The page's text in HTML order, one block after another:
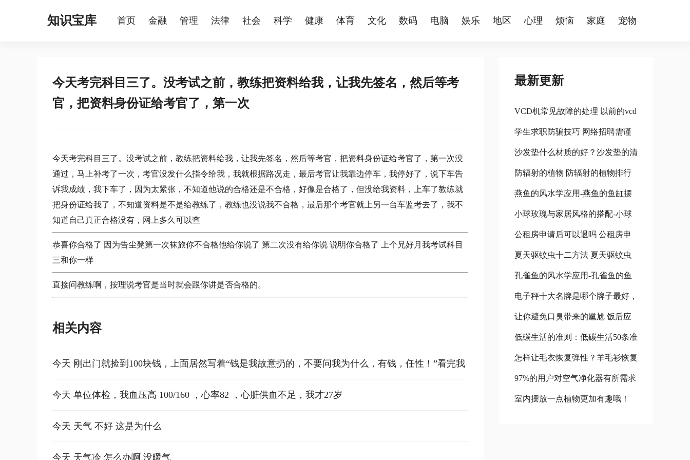
知识宝库 首页 金融 管理 法律 社会 科学 健康 体育 文化 数码 电脑 娱乐 地区 心理 烦恼 家庭 宠物
今天考完科目三了。没考试之前，教练把资料给我，让我先签名，然后等考
官，把资料身份证给考官了，第一次
今天考完科目三了。没考试之前，教练把资料给我，让我先签名，然后等考官，把资料身份证给考官了，第一次没
通过，马上补考了一次，考官没发什么指令给我，我就根据路况走，最后考官让我靠边停车，我停好了，说下车告
诉我成绩，我下车了，因为太紧张，不知道他说的合格还是不合格，好像是合格了，但没给我资料，上车了教练就
把身份证给我了，不知道资料是不是给教练了，教练也没说我不合格，最后那个考官就上另一台车监考去了，我不
知道自己真正合格没有，网上多久可以查
恭喜你合格了 因为告尘凳第一次袜旅你不合格他给你说了 第二次没有给你说 说明你合格了 上个兄好月我考试科目
三和你一样
直接问教练啊，按理说考官是当时就会跟你讲是否合格的。
相关内容
今天 刚出门就捡到100块钱，上面居然写着“钱是我故意扔的，不要问我为什么，有钱，任性！”看完我
顺
今天 单位体检，我血压高 100/160 ，心率82 ，心脏供血不足，我才27岁
今天 天气 不好 这是为什么
今天 天气冷 怎么办啊 没暖气
最新更新
VCD机常见故障的处理 以前的vcd
机怎么处理
学生求职防骗技巧 网络招聘需谨
慎 学生求职防骗技巧 网络招聘需
注意什么
沙发垫什么材质的好？沙发垫的清
洗方法 什么材质的沙发垫比较好
防辐射的植物 防辐射的植物排行
榜
燕鱼的风水学应用-燕鱼的鱼缸摆
放位置 燕鱼适合什么鱼缸
小球玫瑰与家居风格的搭配-小球
玫瑰的风水学应用 小球玫瑰怎么
养更好看
公租房申请后可以退吗 公租房申
请后对以后买房会有什么影响吗
公租房退租以后,还可以在申请吗?
夏天驱蚊虫十二方法 夏天驱蚊虫
十二方法图片
孔雀鱼的风水学应用-孔雀鱼的鱼
缸摆放位置 孔雀鱼的风水禁忌
电子秤十大名牌是哪个牌子最好，
中国名牌电子秤中国十大名牌电子
秤 人体电子秤十大名牌是哪个牌
子最好
让你避免口臭带来的尴尬 饭后应
怎样去除口腔蒜味葱味 饭后口臭
减轻
低碳生活的准则：低碳生活50条准
则 低碳生活10条
怎样让毛衣恢复弹性？羊毛衫恢复
弹性的方法 羊绒衫如何恢复弹性
97%的用户对空气净化器有所需求
受欢迎空气净化设备
室内摆放一点植物更加有趣哦！